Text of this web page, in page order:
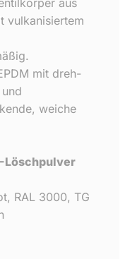
aus
vulkanisiertem
mit dreh-
weiche
Löschpulver
RAL 3000, TG